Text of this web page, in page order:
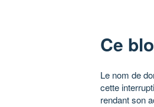
Ce
Le nom de
cette
rendant son